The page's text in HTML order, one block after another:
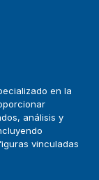
en la
análisis y
vinculadas